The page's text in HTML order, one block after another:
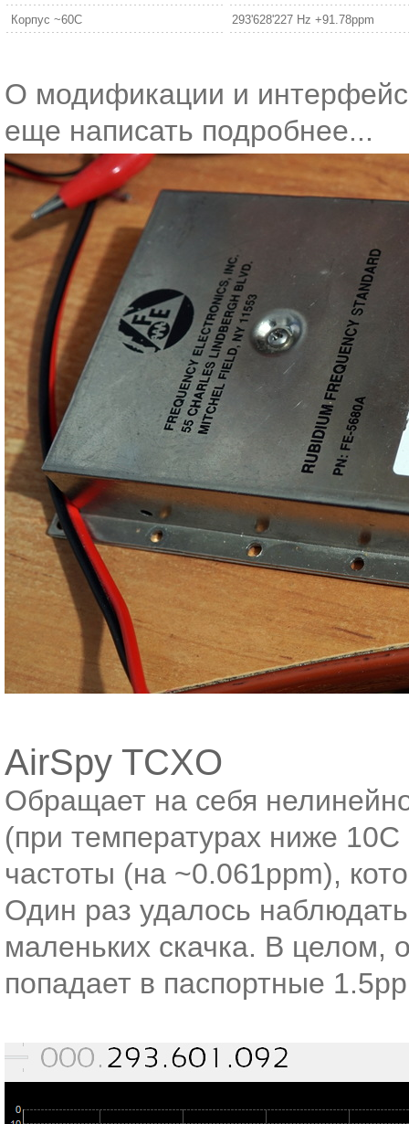
Корпус ~60С
293'628'227 Hz +91.78ppm
О модификации и
еще написать подробнее...
AirSpy TCXO
Обращает на себя
(при температурах ниже
частоты (на ~0.061ppm),
Один раз удалось
маленьких скачка. В целом,
попадает в паспортные